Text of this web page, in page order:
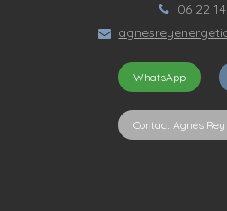
06 22
WhatsApp
Contact Agnès